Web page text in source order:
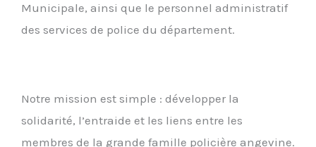
Municipale, ainsi que le personnel administratif
des services de police du département.
Notre mission est simple : développer la
solidarité, l’entraide et les liens entre les
membres de la grande famille policière angevine.